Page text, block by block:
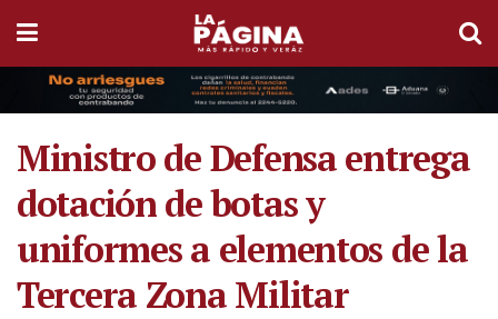
Ministro de Defensa entrega
dotación de botas y
uniformes a elementos de la
Tercera Zona Militar